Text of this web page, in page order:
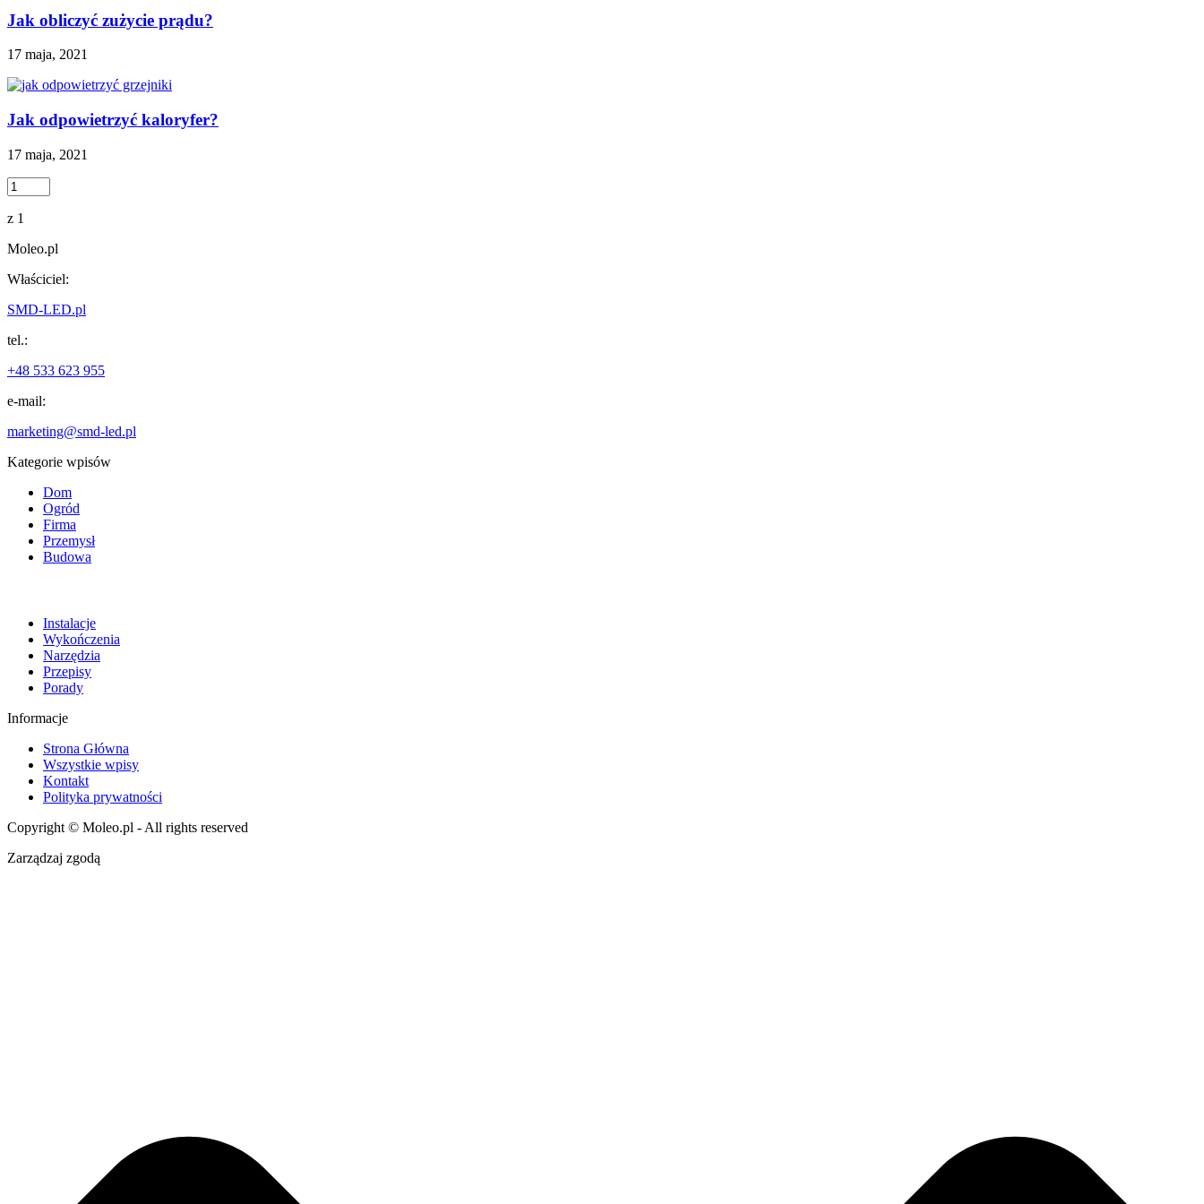
Jak obliczyć zużycie prądu?
17 maja, 2021
Jak odpowietrzyć kaloryfer?
17 maja, 2021
z 1
Moleo.pl
Właściciel:
SMD-LED.pl
tel.:
+48 533 623 955
e-mail:
marketing@smd-led.pl
Kategorie wpisów
Dom
Ogród
Firma
Przemysł
Budowa
Instalacje
Wykończenia
Narzędzia
Przepisy
Porady
Informacje
Strona Główna
Wszystkie wpisy
Kontakt
Polityka prywatności
Copyright © Moleo.pl - All rights reserved
Zarządzaj zgodą